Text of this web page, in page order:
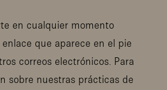
en cualquier momento
que aparece en el pie
correos electrónicos. Para
sobre nuestras prácticas de